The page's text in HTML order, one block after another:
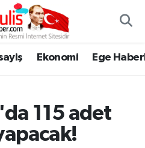
Ekonomi Ege
115 adet
Haritası
ve Fikstür